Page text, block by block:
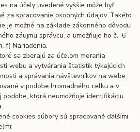
na účely uvedené vyššie môže byť
za spracovanie osobných údajov. Takéto
je možné na základe zákonného dôvodu
záujmu správcu, a umožňuje ho čl. 6
f) Nariadenia.
sa zberajú za účelom merania
webu a vytvárania štatistík týkajúcich
a správania návštevníkov na webe,
v podobe hromadného celku a v
podobe, ktorá neumožňuje identifikáciu
cookies súbory sú spracované ďalšími